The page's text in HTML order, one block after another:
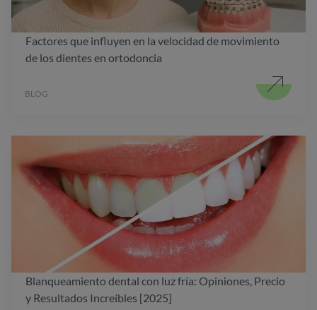
Factores que influyen en la velocidad de movimiento
de los dientes en ortodoncia
BLOG
Blanqueamiento dental con luz fría: Opiniones, Precio
y Resultados Increíbles [2025]